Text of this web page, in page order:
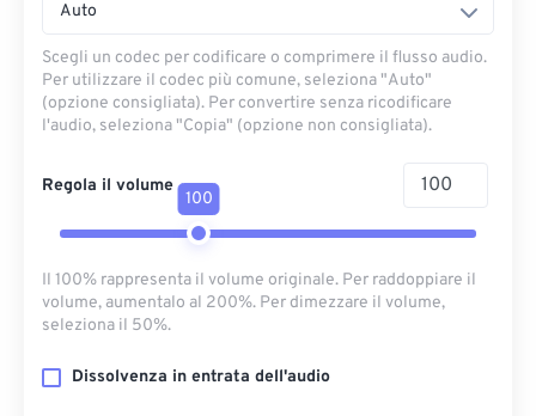
Auto
Scegli un codec per codificare o comprimere il flusso audio.
Per utilizzare il codec più comune, seleziona "Auto"
(opzione consigliata). Per convertire senza ricodificare
l'audio, seleziona "Copia" (opzione non consigliata).
Regola il volume
100
Il 100% rappresenta il volume originale. Per raddoppiare il
volume, aumentalo al 200%. Per dimezzare il volume,
seleziona il 50%.
Dissolvenza in entrata dell'audio